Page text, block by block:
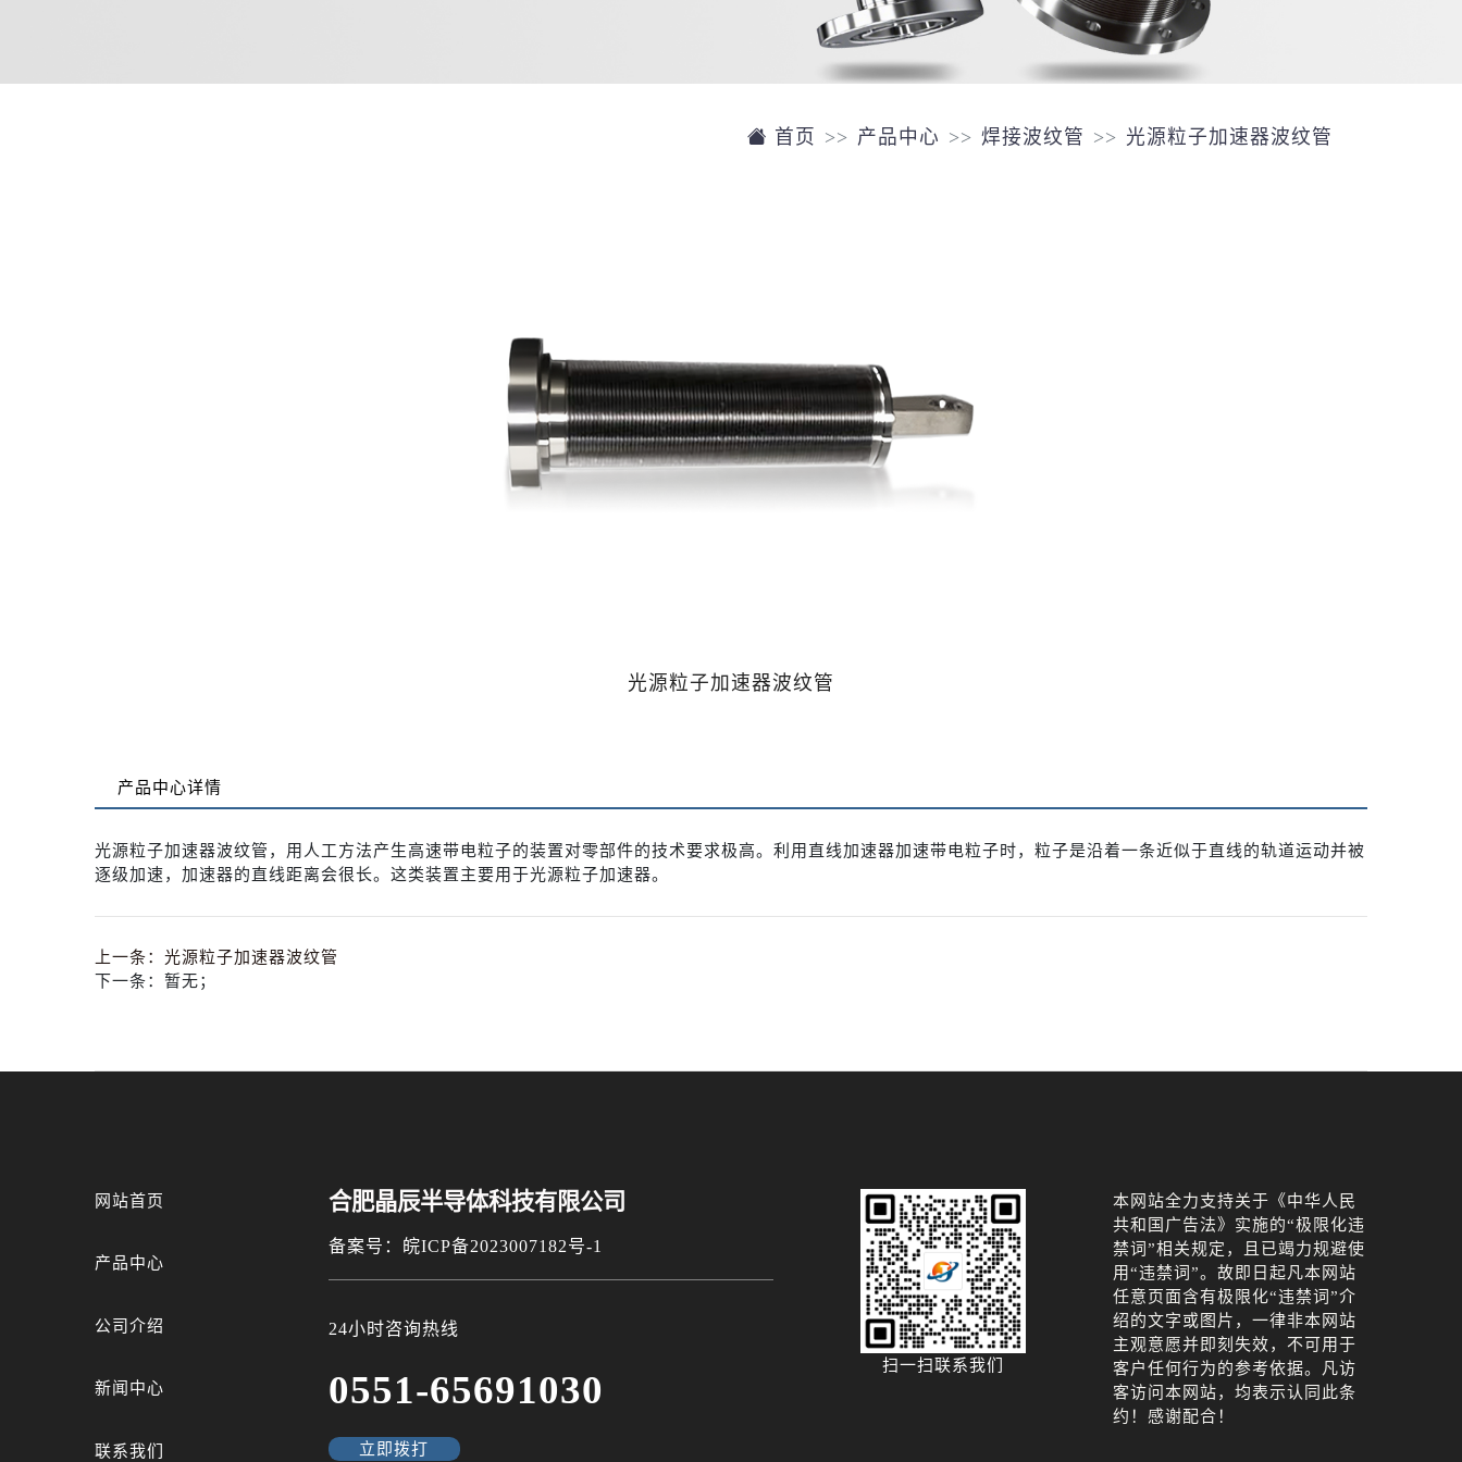
首页 产品中心 焊接波纹管 光源粒子加速器波纹管
光源粒子加速器波纹管
产品中心详情
光源粒子加速器波纹管，用人工方法产生高速带电粒子的装置对零部件的技术要求极高。利用直线加速器加速带电粒子时，粒子是沿着一条近似于直线的轨道运动并被
逐级加速，加速器的直线距离会很长。这类装置主要用于光源粒子加速器。
上一条： 光源粒子加速器波纹管
下一条： 暂无；
网站首页
产品中心
公司介绍
新闻中心
联系我们
合肥晶辰半导体科技有限公司
备案号：皖ICP备2023007182号-1
24小时咨询热线
0551-65691030
立即拨打
扫一扫联系我们
本网站全力支持关于《中华人民
共和国广告法》实施的“极限化违
禁词”相关规定，且已竭力规避使
用“违禁词”。故即日起凡本网站
任意页面含有极限化“违禁词”介
绍的文字或图片，一律非本网站
主观意愿并即刻失效，不可用于
客户任何行为的参考依据。凡访
客访问本网站，均表示认同此条
约！感谢配合！